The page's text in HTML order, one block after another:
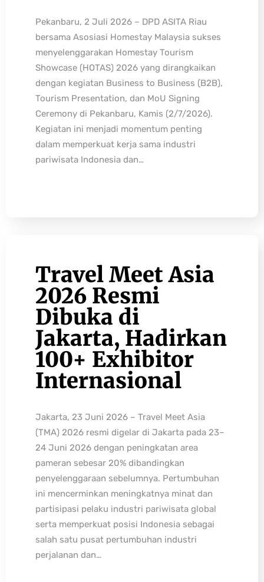
Pekanbaru, 2 Juli 2026 – DPD ASITA Riau
bersama Asosiasi Homestay Malaysia sukses
menyelenggarakan Homestay Tourism
Showcase (HOTAS) 2026 yang dirangkaikan
dengan kegiatan Business to Business (B2B),
Tourism Presentation, dan MoU Signing
Ceremony di Pekanbaru, Kamis (2/7/2026).
Kegiatan ini menjadi momentum penting
dalam memperkuat kerja sama industri
pariwisata Indonesia dan…
Travel Meet Asia
2026 Resmi
Dibuka di
Jakarta, Hadirkan
100+ Exhibitor
Internasional
Jakarta, 23 Juni 2026 – Travel Meet Asia
(TMA) 2026 resmi digelar di Jakarta pada 23–
24 Juni 2026 dengan peningkatan area
pameran sebesar 20% dibandingkan
penyelenggaraan sebelumnya. Pertumbuhan
ini mencerminkan meningkatnya minat dan
partisipasi pelaku industri pariwisata global
serta memperkuat posisi Indonesia sebagai
salah satu pusat pertumbuhan industri
perjalanan dan…